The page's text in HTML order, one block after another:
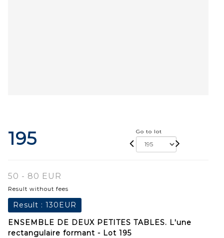
195 Go to lot
50 - 80 EUR
Result without fees
Result : 130EUR
ENSEMBLE DE DEUX PETITES TABLES. L'une
rectangulaire formant - Lot 195